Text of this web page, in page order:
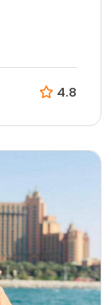
4.8